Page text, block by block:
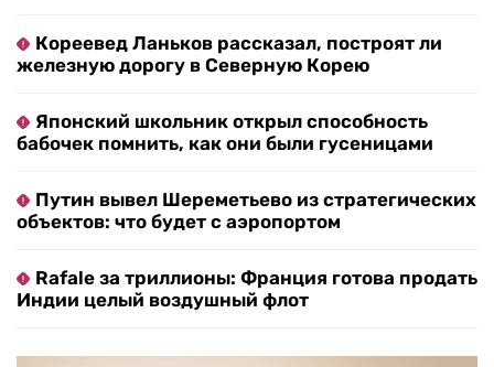
Кореевед Ланьков рассказал, построят ли
железную дорогу в Северную Корею
Японский школьник открыл способность
бабочек помнить, как они были гусеницами
Путин вывел Шереметьево из стратегических
объектов: что будет с аэропортом
Rafale за триллионы: Франция готова продать
Индии целый воздушный флот